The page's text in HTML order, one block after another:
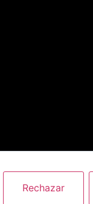
Rechazar